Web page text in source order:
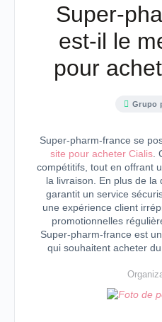
Super-
est-il le
pour
Grupo
Super-pharm-france se
site pour acheter Cialis.
compétitifs, tout en offrant
la livraison. En plus de
garantit un service
une expérience client
promotionnelles
Super-pharm-france est
qui souhaitent acheter